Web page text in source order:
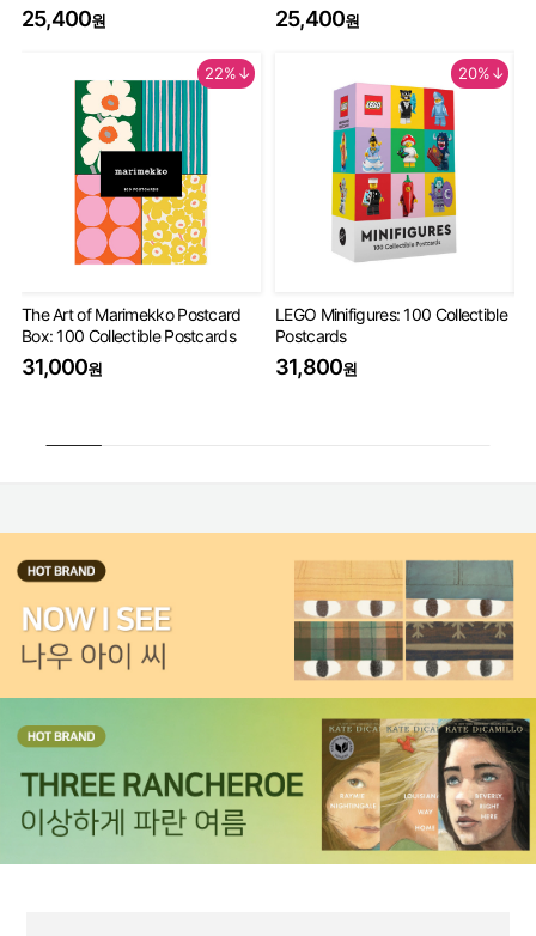
25,400원 25,400원
22%↓
The Art of Marimekko Postcard
Box: 100 Collectible Postcards
31,000원
20%↓
LEGO Minifigures: 100 Collectible
Postcards
31,800원